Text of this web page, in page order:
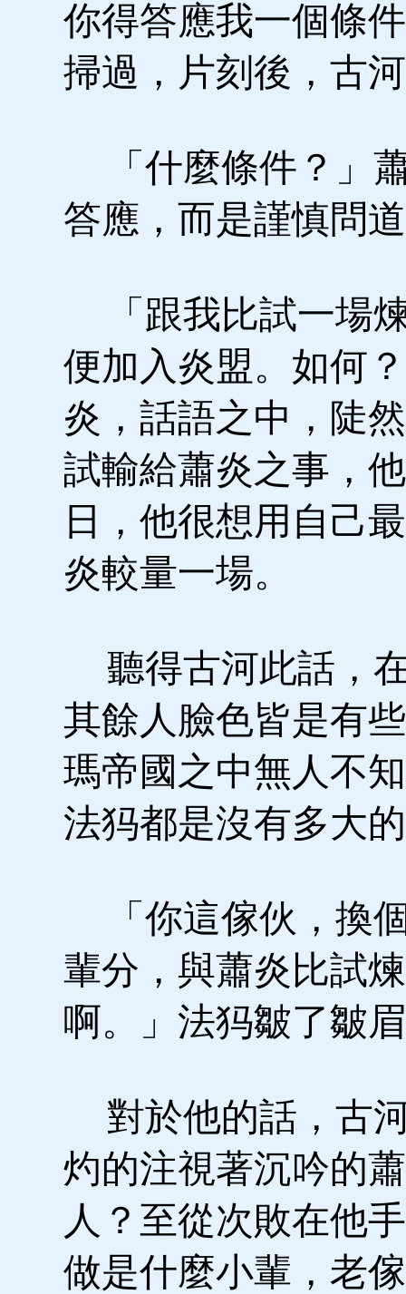
你得答應我一個條
掃過，片刻後，古
「什麼條件？」
答應，而是謹慎問
「跟我比試一場
便加入炎盟。如何
炎，話語之中，陡
試輸給蕭炎之事，
日，他很想用自己
炎較量一場。
聽得古河此話，
其餘人臉色皆是有
瑪帝國之中無人不
法犸都是沒有多大
「你這傢伙，換
輩分，與蕭炎比試
啊。」法犸皺了皺
對於他的話，古
灼的注視著沉吟的
人？至從次敗在他
做是什麼小輩，老